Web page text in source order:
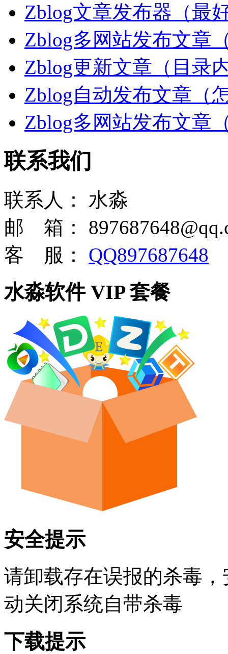
Zblog文章发布器（最
Zblog多网站发布文章
Zblog更新文章（目录
Zblog自动发布文章（
Zblog多网站发布文章
联系我们
联系人：
水淼
邮 箱：
客 服：
QQ897687648
水淼软件 VIP 套餐
安全提示
请卸载存在误报的杀毒
动关闭系统自带杀毒
下载提示